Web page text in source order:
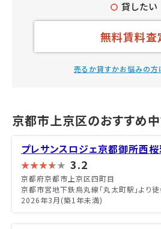
貸したい
無料賃料査
売るか貸すかお悩みの方
京都市上京区のおすすめ
プレサンスロジェ京都御所西
3.2
京都府京都市上京区四町目
京都市営地下鉄烏丸線「丸太町駅」より
2026年3月(築1年未満)